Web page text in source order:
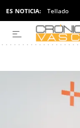
ES NOTICIA: Tellado